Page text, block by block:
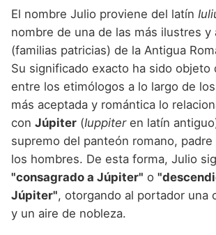
Nombres de niño que empiezan
Nombres de niño que
Nombres de niño que
Nombres de niño que
Nombres de niño que
Nombres de niño que
El nombre Julio proviene del latín
nombre de una de las más ilustres y
(familias patricias) de la Antigua
Su significado exacto ha sido objeto
entre los etimólogos a lo largo de
más aceptada y romántica lo
con Júpiter (Iuppiteren latín
supremo del panteón romano,
los hombres. De esta forma, Julio
"consagrado a Júpiter" o
Júpiter", otorgando al portador una
y un aire de nobleza.